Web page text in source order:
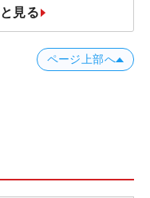
見る
ページ上部へ